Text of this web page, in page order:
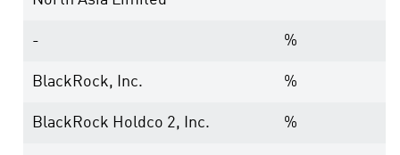
- %
BlackRock, Inc. %
BlackRock Holdco 2, Inc. %